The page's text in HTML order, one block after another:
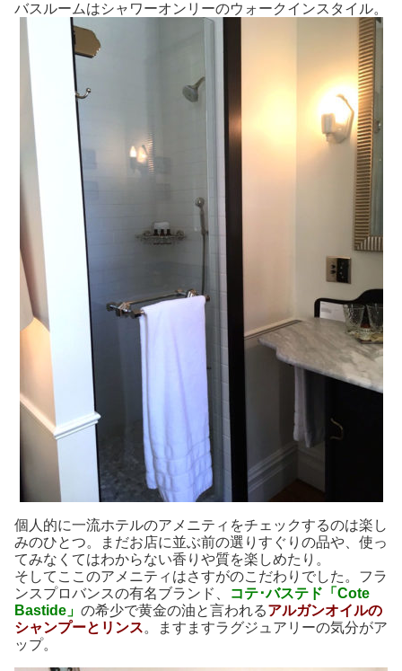
バスルームはシャワーオンリーのウォークインスタイル。
個人的に一流ホテルのアメニティをチェックするのは楽し
みのひとつ。まだお店に並ぶ前の選りすぐりの品や、使っ
てみなくてはわからない香りや質を楽しめたり。
そしてここのアメニティはさすがのこだわりでした。フラ
ンスプロバンスの有名ブランド、
コテ･バステド「Cote
Bastide」 の希少で黄金の油と言われるアルガンオイルの
シャンプーとリンス。ますますラグジュアリーの気分がア
ップ。